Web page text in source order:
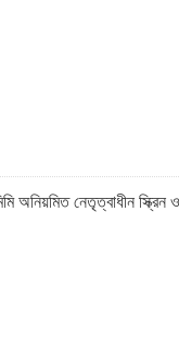
অনিয়মিত নেতৃত্বাধীন স্ক্রিন